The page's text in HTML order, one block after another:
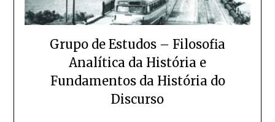
Grupo de Estudos – Filosofia
Analítica da História e
Fundamentos da História do
Discurso